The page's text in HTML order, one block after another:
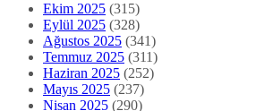
Ekim 2025 (315)
Eylül 2025 (328)
Ağustos 2025 (341)
Temmuz 2025 (311)
Haziran 2025 (252)
Mayıs 2025 (237)
Nisan 2025 (290)